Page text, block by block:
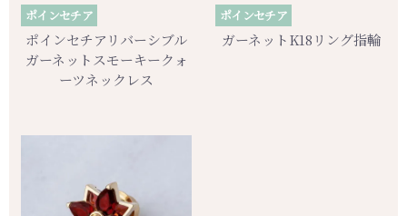
ポインセチア
ポインセチアリバーシブル
ガーネットスモーキークォ
ーツネックレス
ポインセチア
ガーネットK18リング指輪